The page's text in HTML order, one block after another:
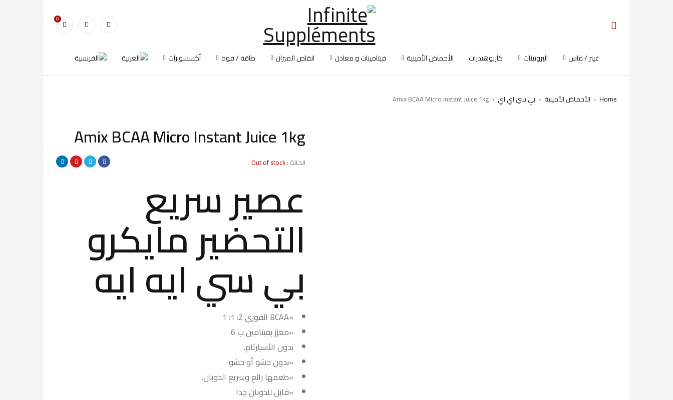
0
غينر / ماس البروتينات كاربوهيدرات الأحماض الأمينية فيتامينات و معادن انقاص الميزان طاقة / قوة أكسسوارات
Home
› الأحماض الأمينية › بي سي اي اي ›
Amix BCAA Micro Instant Juice 1kg
Amix BCAA Micro Instant Juice 1kg
الحالة :Out of stock
عصير سريع
التحضير مايكرو
بي سي ايه ايه
»BCAA الفوري 2: 1: 1
»معزز بفيتامين ب 6.
بدون الأسبارتام.
»بدون حشو أو حشو.
»طعمها رائع وسريع الذوبان.
»قابل للذوبان جدا